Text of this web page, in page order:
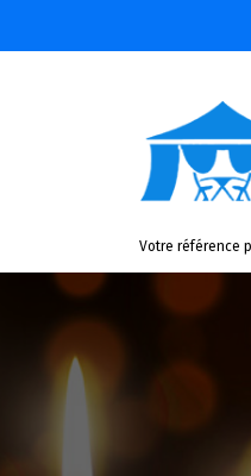
Votre référence